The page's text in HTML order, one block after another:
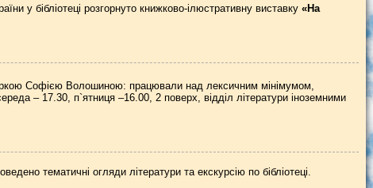
у бібліотеці розгорнуто книжково-ілюстративну виставку «На
Софією Волошиною: працювали над лексичним мінімумом,
– 17.30, п`ятниця –16.00, 2 поверх, відділ літератури іноземними
тематичні огляди літератури та екскурсію по бібліотеці.